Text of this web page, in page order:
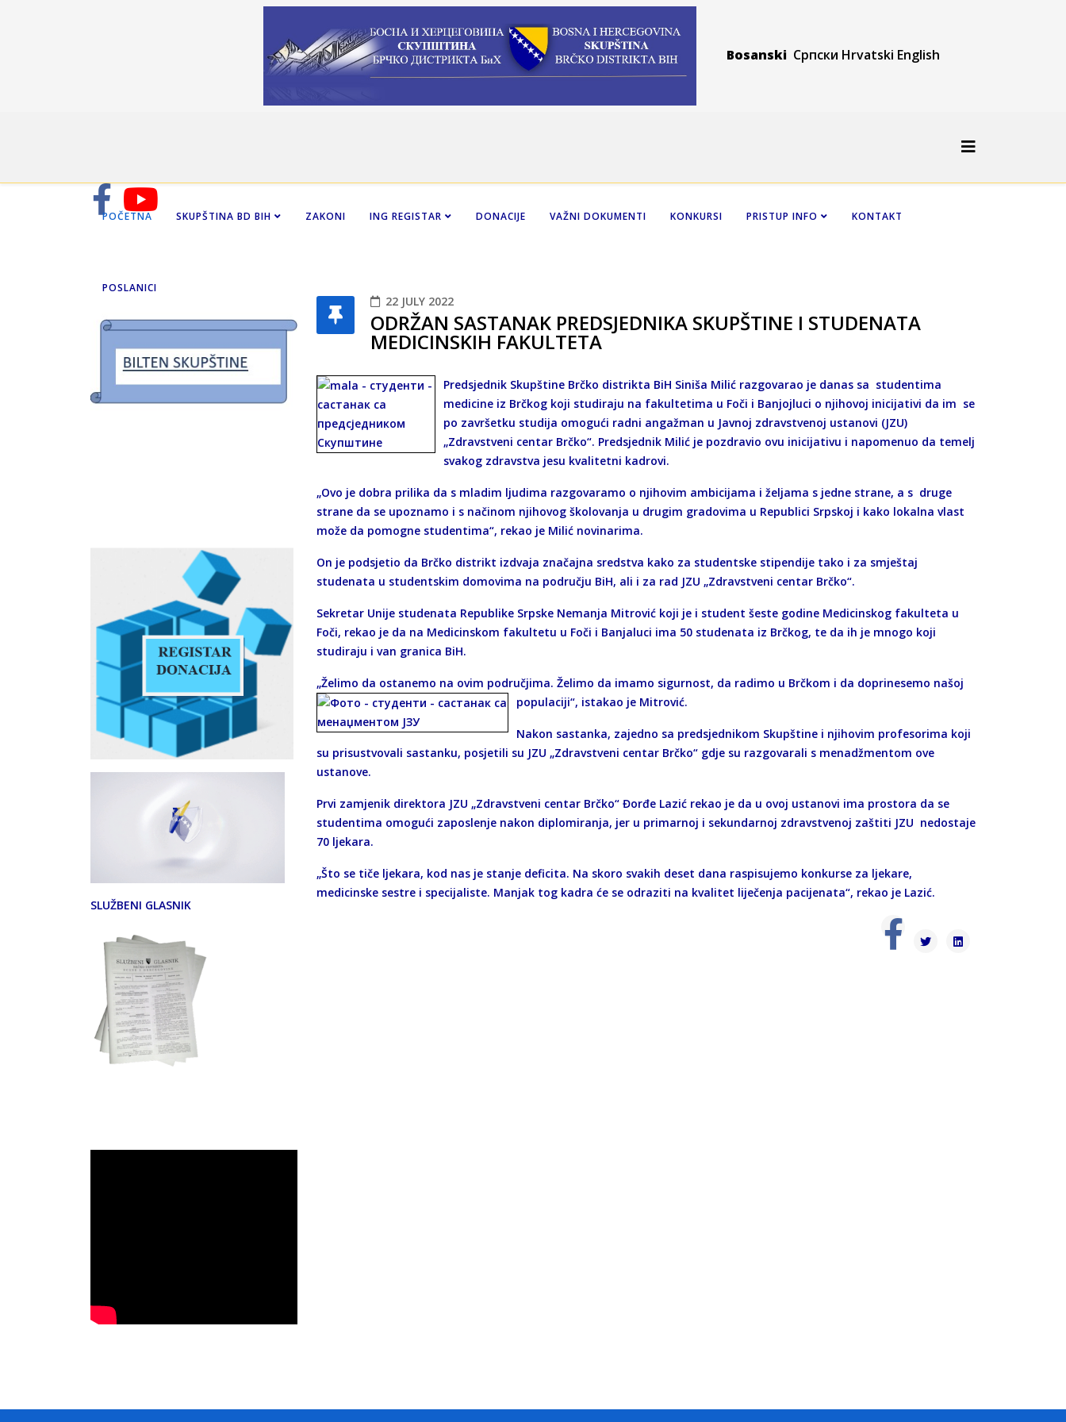
Bosanski Српски Hrvatski English
POČETNA SKUPŠTINA BD BIH ZAKONI ING REGISTAR DONACIJE VAŽNI DOKUMENTI KONKURSI PRISTUP INFO KONTAKT
POSLANICI
SLUŽBENI GLASNIK
22 JULY 2022
ODRŽAN SASTANAK PREDSJEDNIKA SKUPŠTINE I STUDENATA
MEDICINSKIH FAKULTETA
Predsjednik Skupštine Brčko distrikta BiH Siniša Milić razgovarao je danas sa studentima
medicine iz Brčkog koji studiraju na fakultetima u Foči i Banjojluci o njihovoj inicijativi da im se
po završetku studija omogući radni angažman u Javnoj zdravstvenoj ustanovi (JZU)
„Zdravstveni centar Brčko“. Predsjednik Milić je pozdravio ovu inicijativu i napomenuo da temelj
svakog zdravstva jesu kvalitetni kadrovi.
„Ovo je dobra prilika da s mladim ljudima razgovaramo o njihovim ambicijama i željama s jedne strane, a s druge
strane da se upoznamo i s načinom njihovog školovanja u drugim gradovima u Republici Srpskoj i kako lokalna vlast
može da pomogne studentima“, rekao je Milić novinarima.
On je podsjetio da Brčko distrikt izdvaja značajna sredstva kako za studentske stipendije tako i za smještaj
studenata u studentskim domovima na području BiH, ali i za rad JZU „Zdravstveni centar Brčko“.
Sekretar Unije studenata Republike Srpske Nemanja Mitrović koji je i student šeste godine Medicinskog fakulteta u
Foči, rekao je da na Medicinskom fakultetu u Foči i Banjaluci ima 50 studenata iz Brčkog, te da ih je mnogo koji
studiraju i van granica BiH.
„Želimo da ostanemo na ovim područjima. Želimo da imamo sigurnost, da radimo u Brčkom i da doprinesemo našoj
populaciji“, istakao je Mitrović.
Nakon sastanka, zajedno sa predsjednikom Skupštine i njihovim profesorima koji
su prisustvovali sastanku, posjetili su JZU „Zdravstveni centar Brčko“ gdje su razgovarali s menadžmentom ove
ustanove.
Prvi zamjenik direktora JZU „Zdravstveni centar Brčko“ Đorđe Lazić rekao je da u ovoj ustanovi ima prostora da se
studentima omogući zaposlenje nakon diplomiranja, jer u primarnoj i sekundarnoj zdravstvenoj zaštiti JZU nedostaje
70 ljekara.
„Što se tiče ljekara, kod nas je stanje deficita. Na skoro svakih deset dana raspisujemo konkurse za ljekare,
medicinske sestre i specijaliste. Manjak tog kadra će se odraziti na kvalitet liječenja pacijenata“, rekao je Lazić.